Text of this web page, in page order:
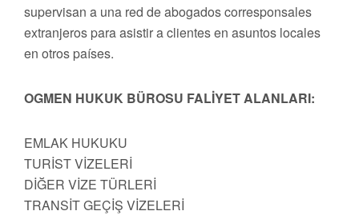
supervisan a una red de abogados corresponsales
extranjeros para asistir a clientes en asuntos locales
en otros países.
OGMEN HUKUK BÜROSU FALİYET ALANLARI:
EMLAK HUKUKU
TURİST VİZELERİ
DİĞER VİZE TÜRLERİ
TRANSİT GEÇİŞ VİZELERİ